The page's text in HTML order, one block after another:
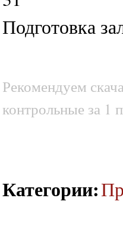
Рекомендуем
контрольные за 1
Категории: